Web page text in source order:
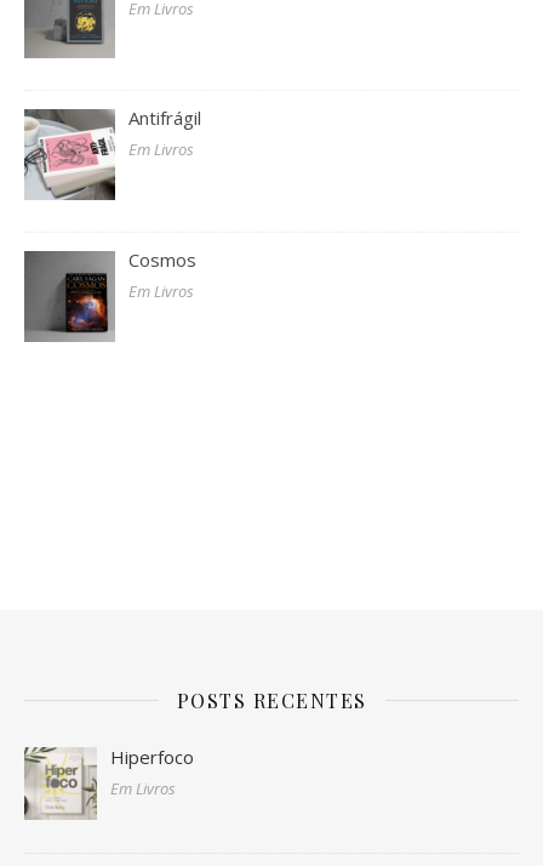
Em Livros
Antifrágil
Em Livros
Cosmos
Em Livros
POSTS RECENTES
Hiperfoco
Em Livros